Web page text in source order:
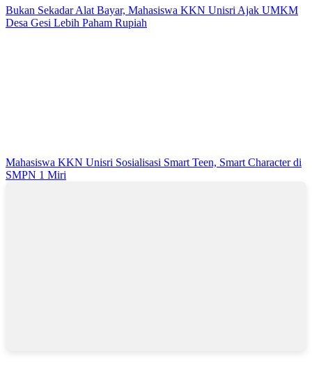
Bukan Sekadar Alat Bayar, Mahasiswa KKN Unisri Ajak UMKM
Desa Gesi Lebih Paham Rupiah
Mahasiswa KKN Unisri Sosialisasi Smart Teen, Smart Character di
SMPN 1 Miri